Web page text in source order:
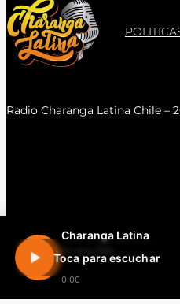
Charanga Latina
En vivo 24h
0:00
Toca para escuchar
Radio Charanga Latina Chile –